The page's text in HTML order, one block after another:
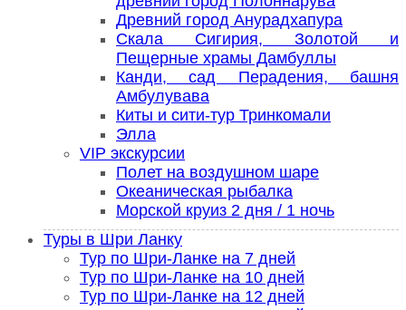
Древний город Анурадхапура
Скала Сигирия, Золотой и
Пещерные храмы Дамбуллы
Канди, сад Перадения, башня
Амбулувава
Киты и сити-тур Тринкомали
Элла
VIP экскурсии
Полет на воздушном шаре
Океаническая рыбалка
Морской круиз 2 дня / 1 ночь
Туры в Шри Ланку
Тур по Шри-Ланке на 7 дней
Тур по Шри-Ланке на 10 дней
Тур по Шри-Ланке на 12 дней